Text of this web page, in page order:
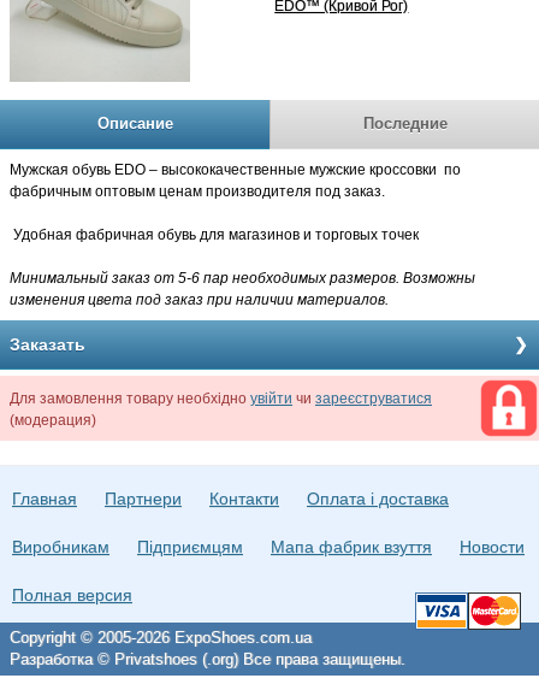
EDO™ (Кривой Рог)
Описание Последние
Мужская обувь EDO – высококачественные мужские кроссовки по
фабричным оптовым ценам производителя под заказ.
Удобная фабричная обувь для магазинов и торговых точек
Минимальный заказ от 5-6 пар необходимых размеров. Возможны
изменения цвета под заказ при наличии материалов.
Заказать
Для замовлення товару необхідно увійти чи зареєструватися
(модерация)
Главная Партнери Контакти Оплата і доставка
Виробникам Підприємцям Мапа фабрик взуття Новости
Полная версия
Copyright © 2005-2026 ExpoShoes.com.ua
Разработка © Privatshoes (.org) Все права защищены.